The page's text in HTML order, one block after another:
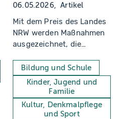
06.05.2026 Artikel
Mit dem Preis des Landes
NRW werden Maßnahmen
ausgezeichnet, die
Generationen Kunst und
Kultur zugänglich machen.
Bildung und Schule
Kinder, Jugend und
Familie
Kultur, Denkmalpflege
und Sport